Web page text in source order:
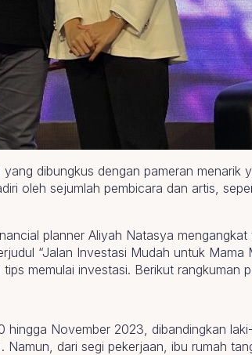
dibungkus dengan pameran menarik
oleh sejumlah pembicara dan artis,
planner Aliyah Natasya
“Jalan Investasi Mudah untuk
memulai investasi. Berikut rangkuman
November 2023, dibandingkan
dari segi pekerjaan, ibu rumah